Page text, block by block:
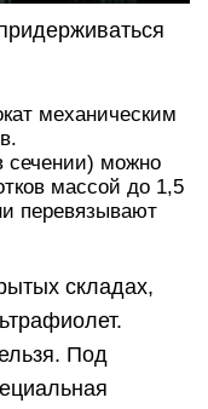
механическим
сечении) можно
массой до 1,5
перевязывают
складах,
Под